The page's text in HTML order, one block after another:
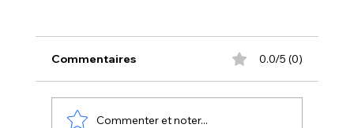
Commentaires 0.0/5 (0)
Commenter et noter...